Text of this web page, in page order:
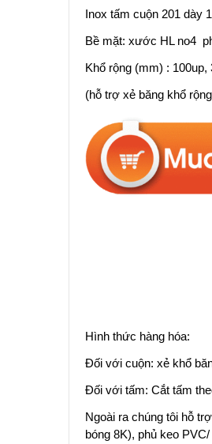
Inox tấm cuộn 201 dày
Bề mặt: xước HL no4
Khổ rộng (mm) :
(hỗ trợ xẻ băng khổ
Hình thức hàng hóa:
Đối với cuộn: xẻ khổ
Đối với tấm: Cắt tấm
Ngoài ra chúng tôi hỗ
bóng 8K), phủ keo PVC/